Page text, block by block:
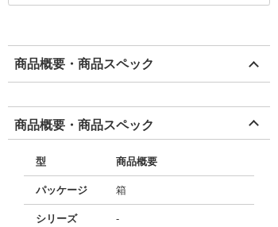
商品概要・商品スペック
商品概要・商品スペック
型 商品概要
パッケージ 箱
シリーズ -